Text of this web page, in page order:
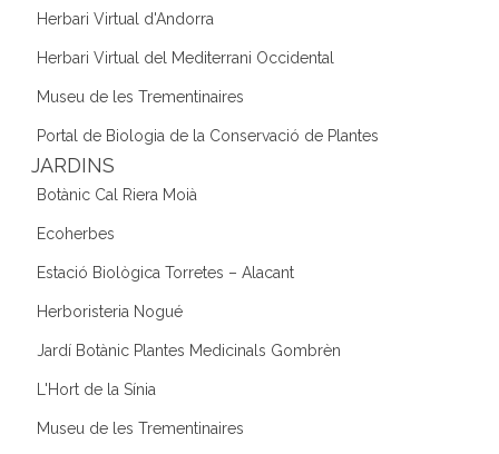
Herbari Virtual d'Andorra
Herbari Virtual del Mediterrani Occidental
Museu de les Trementinaires
Portal de Biologia de la Conservació de Plantes
JARDINS
Botànic Cal Riera Moià
Ecoherbes
Estació Biològica Torretes – Alacant
Herboristeria Nogué
Jardí Botànic Plantes Medicinals Gombrèn
L'Hort de la Sínia
Museu de les Trementinaires